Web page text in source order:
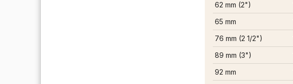
62 mm (2")
65 mm
76 mm (2 1/2")
89 mm (3")
92 mm